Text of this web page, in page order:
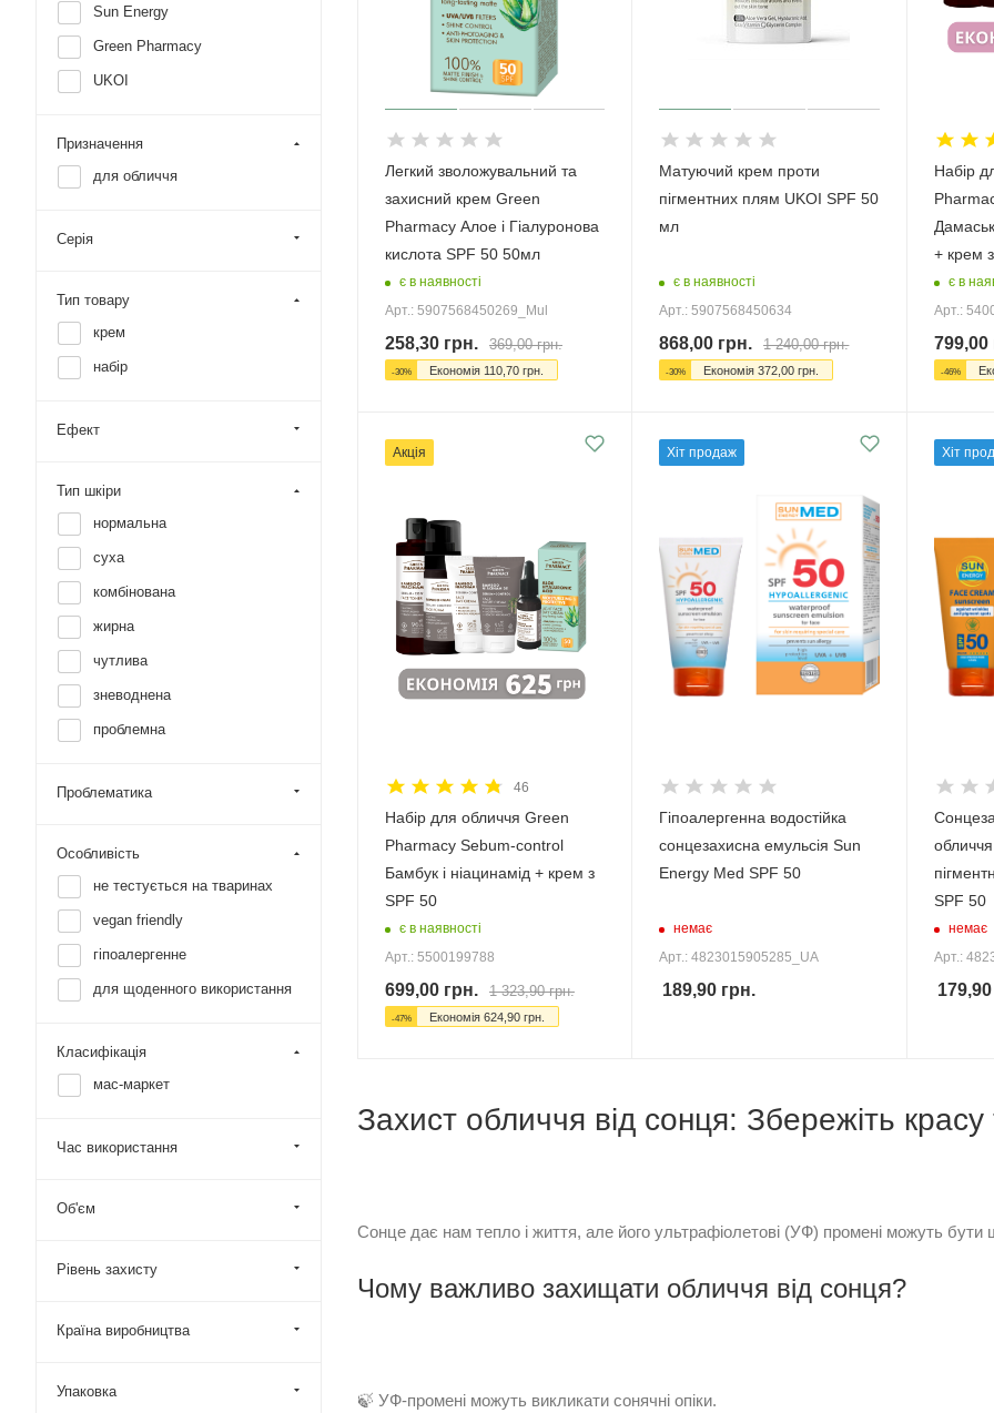
Легкий зволожувальний та
захисний крем Green
Pharmacy Алое і Гіалуронова
кислота SPF 50 50мл
є в наявності
Арт.: 5907568450269_Mul
258,30 грн. 369,00грн.
-30% Економія 110,70 грн.
Матуючий крем проти
пігментних плям UKOI SPF 50
мл
є в наявності
Арт.: 5907568450634
868,00 грн. 1 240,00грн.
-30% Економія372,00 грн.
Набір
+ крем
є в
Арт.:
799,00
-46%
Акція
46
Набір для обличчя Green
Рharmacy Sebum-control
Бамбук і ніацинамід + крем з
SPF 50
є в наявності
Арт.: 5500199788
699,00 грн. 1 323,90грн.
-47% Економія 624,90 грн.
Хіт продаж
Гіпоалергенна водостійка
сонцезахисна емульсія Sun
Energy Med SPF 50
немає
Арт.: 4823015905285_UA
189,90 грн.
Хіт
SPF 50
немає
Арт.:
179,90
Захист обличчя від сонця: Збережіть
Сонце дає нам тепло і життя, але його ультрафіолетові (УФ) промені можуть бути
Чому важливо захищати обличчя від сонця?
🍃 УФ-промені можуть викликати сонячні опіки.
Sun Energy
Green Pharmacy
UKOI
Призначення
для обличчя
Серія
Тип товару
крем
набір
Ефект
Тип шкіри
нормальна
суха
комбінована
жирна
чутлива
зневоднена
проблемна
Проблематика
Особливість
не тестується на тваринах
vegan friendly
гіпоалергенне
для щоденного використання
Класифікація
мас-маркет
Час використання
Об'єм
Рівень захисту
Країна виробництва
Упаковка